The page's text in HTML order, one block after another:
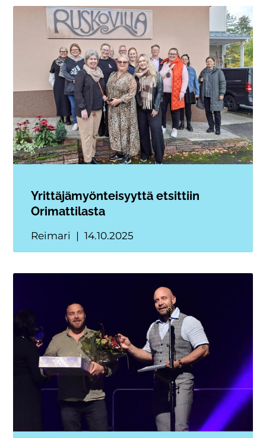
Yrittäjämyönteisyyttä etsittiin
Orimattilasta
Reimari 14.10.2025